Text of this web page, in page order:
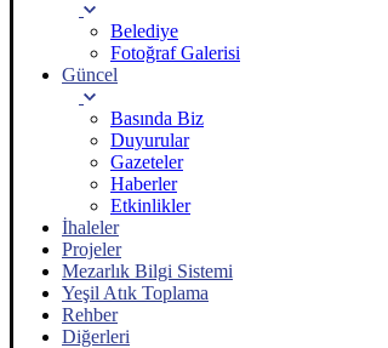
Belediye
Fotoğraf Galerisi
Güncel
Basında Biz
Duyurular
Gazeteler
Haberler
Etkinlikler
İhaleler
Projeler
Mezarlık Bilgi Sistemi
Yeşil Atık Toplama
Rehber
Diğerleri